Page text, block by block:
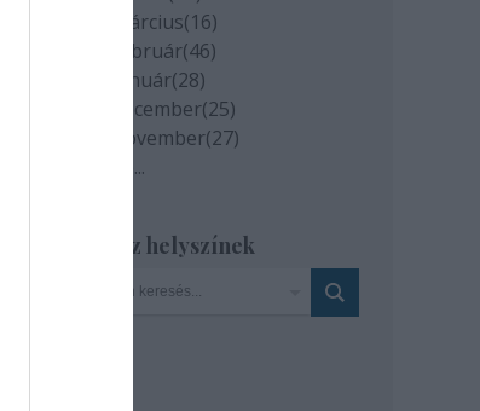
2020 március(16)
2020 február(46)
2020 január(28)
2019 december(25)
2019 november(27)
...
Szinház helyszínek